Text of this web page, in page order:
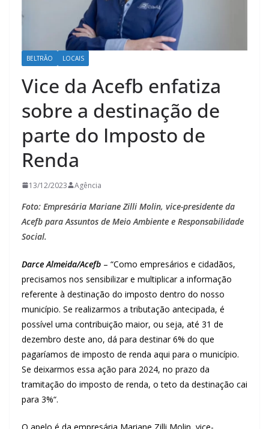
BELTRÃO LOCAIS
Vice da Acefb enfatiza
sobre a destinação de
parte do Imposto de
Renda
13/12/2023 Agência
Foto: Empresária Mariane Zilli Molin, vice-presidente da
Acefb para Assuntos de Meio Ambiente e Responsabilidade
Social.
Darce Almeida/Acefb – “Como empresários e cidadãos,
precisamos nos sensibilizar e multiplicar a informação
referente à destinação do imposto dentro do nosso
município. Se realizarmos a tributação antecipada, é
possível uma contribuição maior, ou seja, até 31 de
dezembro deste ano, dá para destinar 6% do que
pagaríamos de imposto de renda aqui para o município.
Se deixarmos essa ação para 2024, no prazo da
tramitação do imposto de renda, o teto da destinação cai
para 3%“.
O apelo é da empresária Mariane Zilli Molin, vice-